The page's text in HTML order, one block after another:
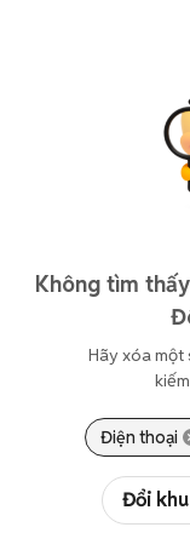
Không tìm
Hãy xóa một
Điện thoại
Đổi